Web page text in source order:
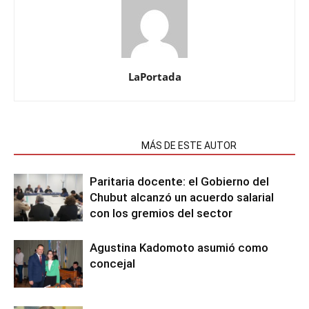
LaPortada
MÁS DE ESTE AUTOR
Paritaria docente: el Gobierno del
Chubut alcanzó un acuerdo salarial
con los gremios del sector
Agustina Kadomoto asumió como
concejal